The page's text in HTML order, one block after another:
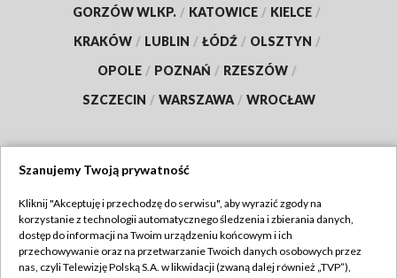
GORZÓW WLKP. / KATOWICE / KIELCE /
KRAKÓW / LUBLIN / ŁÓDŹ / OLSZTYN /
OPOLE / POZNAŃ / RZESZÓW /
SZCZECIN / WARSZAWA / WROCŁAW
TVP
Abonament TVP
Regulamin TVP
Szanujemy Twoją prywatność
Kliknij "Akceptuję i przechodzę do serwisu", aby wyrazić zgody na
korzystanie z technologii automatycznego śledzenia i zbierania danych,
dostęp do informacji na Twoim urządzeniu końcowym i ich
przechowywanie oraz na przetwarzanie Twoich danych osobowych przez
nas, czyli Telewizję Polską S.A. w likwidacji (zwaną dalej również „TVP”),